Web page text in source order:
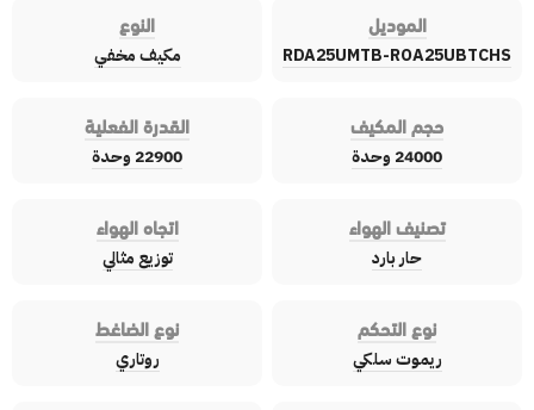
الموديل
RDA25UMTB-ROA25UBTCHS
النوع
مكيف مخفي
حجم المكيف
24000 وحدة
القدرة الفعلية
22900 وحدة
تصنيف الهواء
حار بارد
اتجاه الهواء
توزيع مثالي
نوع التحكم
ريموت سلكي
نوع الضاغط
روتاري